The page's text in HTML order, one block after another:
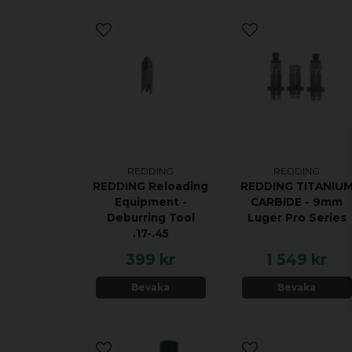
REDDING
REDDING Reloading
Equipment -
Deburring Tool
.17-.45
399 kr
Bevaka
REDDING
REDDING TITANIUM
CARBIDE - 9mm
Luger Pro Series
1 549 kr
Bevaka